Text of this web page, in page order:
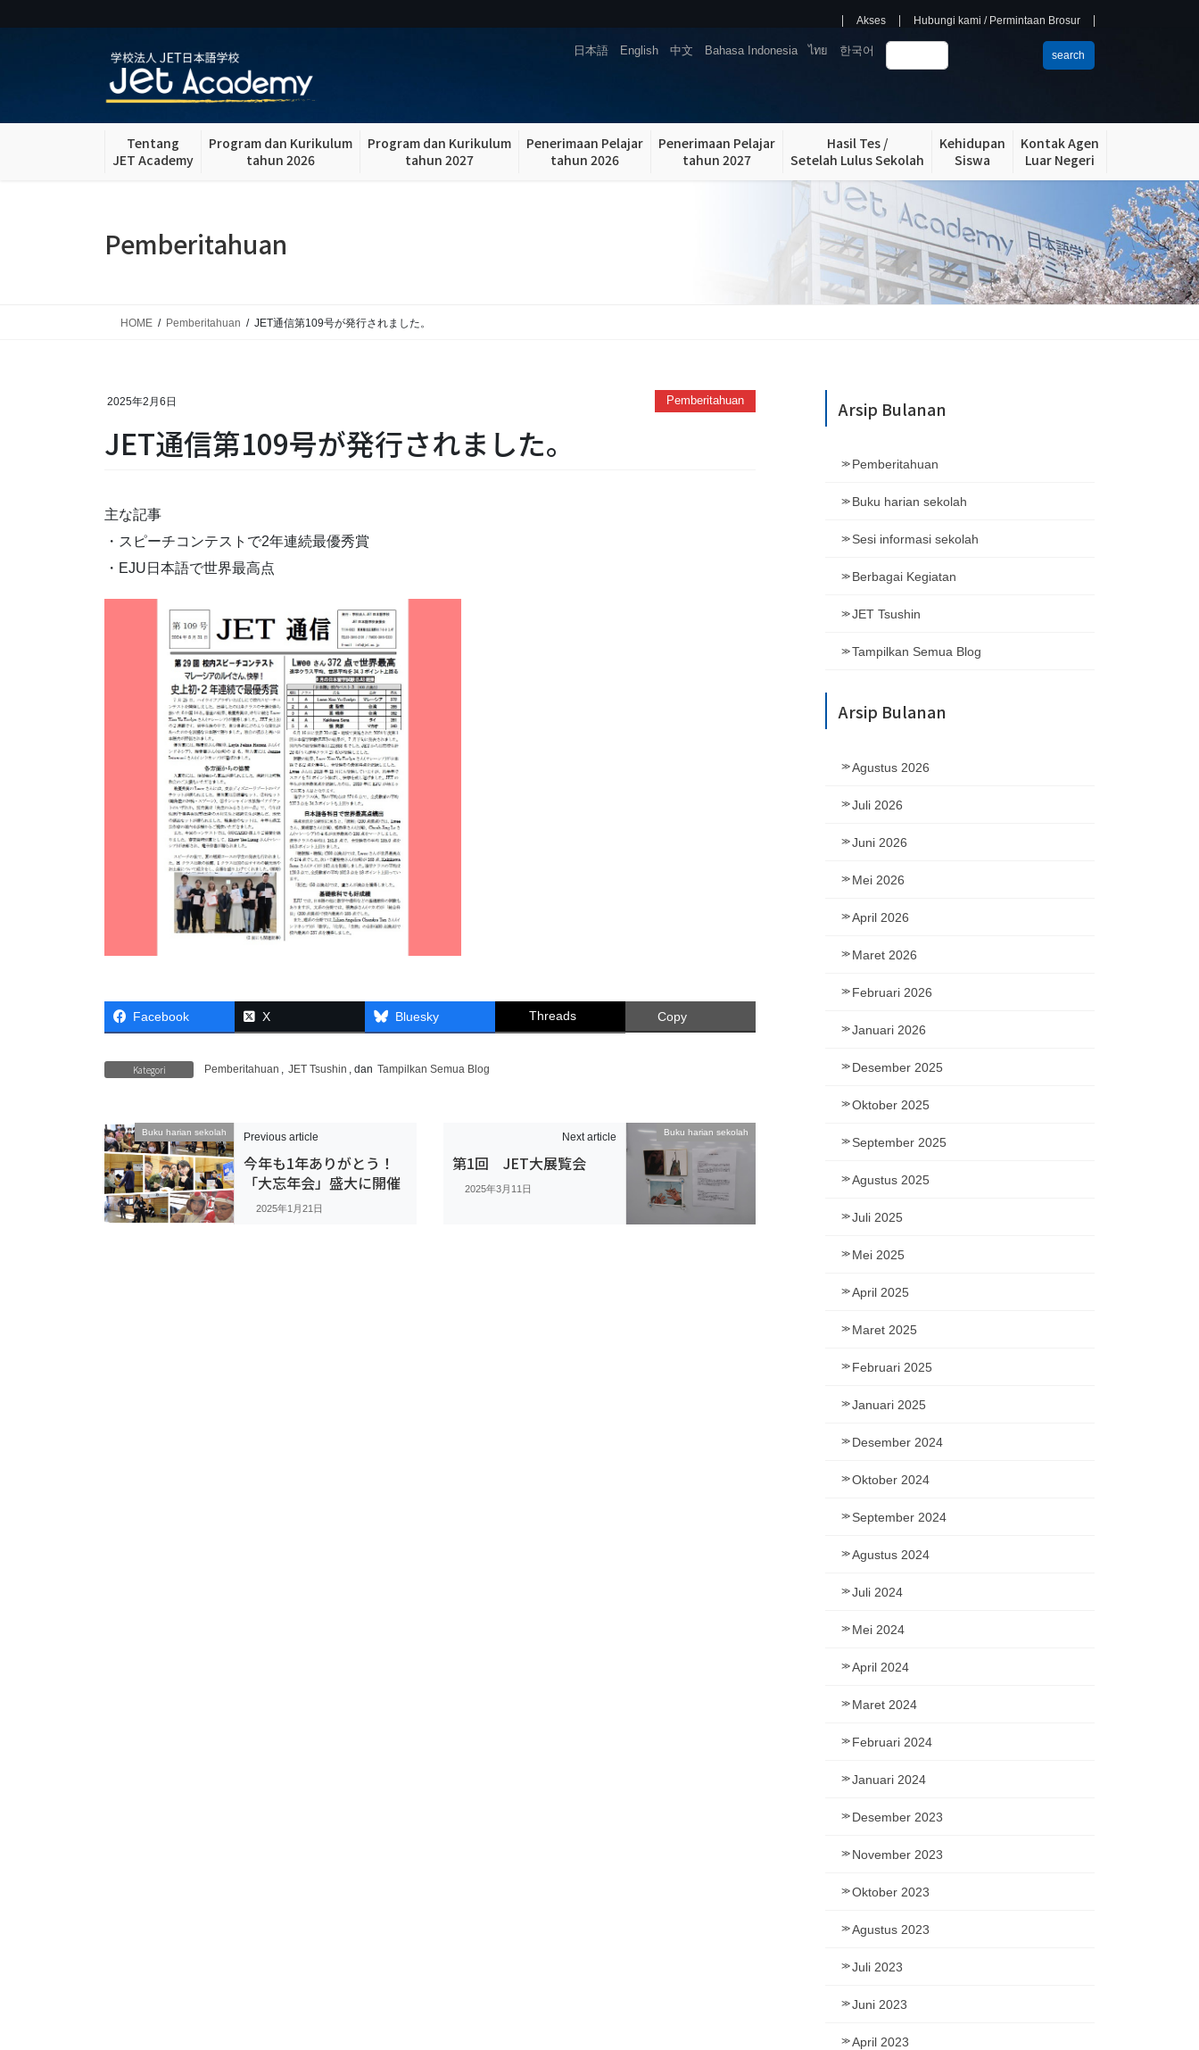
to
to
Akses Hubungi kami / Permintaan Brosur
English Bahasa Indonesia
日本語 한국어
ไทย
中文 search
Tentang
JET Academy
Program dan Kurikulum
tahun 2026
Program dan Kurikulum
tahun 2027
Penerimaan Pelajar
tahun 2026
Penerimaan Pelajar
tahun 2027
Hasil Tes /
Setelah Lulus Sekolah
Kehidupan
Siswa
Kontak Agen
Luar Negeri
Pemberitahuan
HOME Pemberitahuan JET通信第109号が発行されました。
2025年2月6日 Pemberitahuan
JET通信第109号が発行されました。
主な記事
・スピーチコンテストで2年連続最優秀賞
・EJU日本語で世界最高点
Facebook X Bluesky Threads Copy
Kategori Pemberitahuan , JET Tsushin , dan Tampilkan Semua Blog
Buku harian sekolah Previous article
今年も1年ありがとう！
「大忘年会」盛大に開催
2025年1月21日
Buku harian sekolah
Next article
第1回 JET大展覧会
2025年3月11日
Arsip Bulanan
Pemberitahuan
Buku harian sekolah
Sesi informasi sekolah
Berbagai Kegiatan
JET Tsushin
Tampilkan Semua Blog
Arsip Bulanan
Agustus 2026
Juli 2026
Juni 2026
Mei 2026
April 2026
Maret 2026
Februari 2026
Januari 2026
Desember 2025
Oktober 2025
September 2025
Agustus 2025
Juli 2025
Mei 2025
April 2025
Maret 2025
Februari 2025
Januari 2025
Desember 2024
Oktober 2024
September 2024
Agustus 2024
Juli 2024
Mei 2024
April 2024
Maret 2024
Februari 2024
Januari 2024
Desember 2023
November 2023
Oktober 2023
Agustus 2023
Juli 2023
Juni 2023
April 2023